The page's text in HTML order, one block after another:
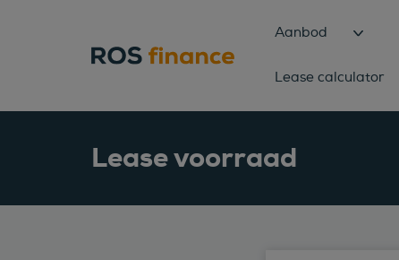
Aanbod
Lease calculator
Lease voorraad